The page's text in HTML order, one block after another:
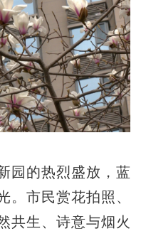
的热烈盛放，蓝
。市民赏花拍照、
共生、诗意与烟火